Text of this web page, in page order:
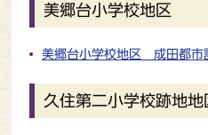
美郷台小学校地区
美郷台小学校地区 成田都市
久住第二小学校跡地地